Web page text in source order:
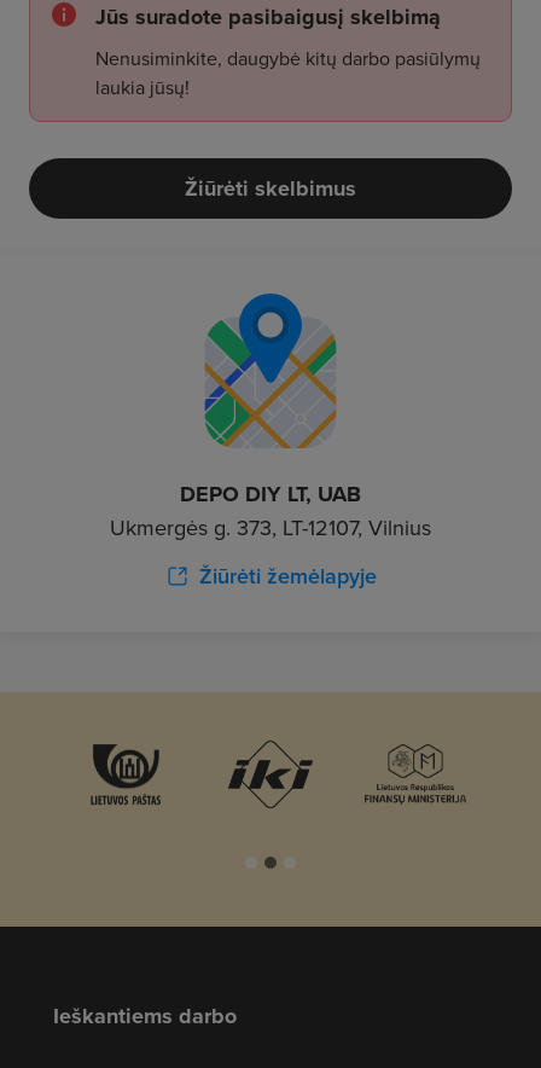
Jūs suradote pasibaigusį skelbimą
Nenusiminkite, daugybė kitų darbo pasiūlymų
laukia jūsų!
Žiūrėti skelbimus
DEPO DIY LT, UAB
Ukmergės g. 373, LT-12107, Vilnius
Žiūrėti žemėlapyje
Ieškantiems darbo